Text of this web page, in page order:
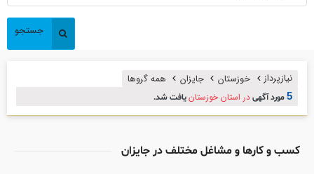
جستجو
نیازپرداز خوزستان جایزان همه گروها
5مورد آگهیدر استان خوزستانیافت شد.
کسب و کارها و مشاغل مختلف در جایزان